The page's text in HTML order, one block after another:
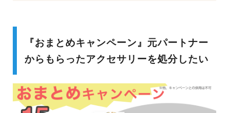
『おまとめキャンペーン』元パートナー
からもらったアクセサリーを処分したい